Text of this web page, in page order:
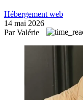
Hébergement web
14 mai 2026
Par Valérie